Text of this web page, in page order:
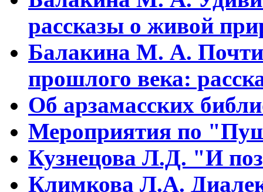
рассказы о живой
Балакина М. А. Почти
прошлого века:
Об арзамасских
Мероприятия по
Кузнецова Л.Д. "И
Климкова Л.А.